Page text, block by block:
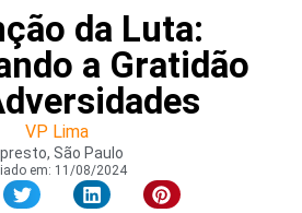
da Luta:
a Gratidão
VP Lima
São Paulo
em: 11/08/2024